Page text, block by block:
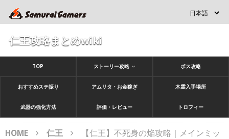
仁王攻略まとめwiki
TOP ストーリー攻略 ボス攻略
おすすめステ振り アムリタ・お金稼ぎ 木霊入手場所
武器の強化方法 評価・レビュー トロフィー
HOME 仁王
【仁王】不死身の焔攻略｜メインミッ